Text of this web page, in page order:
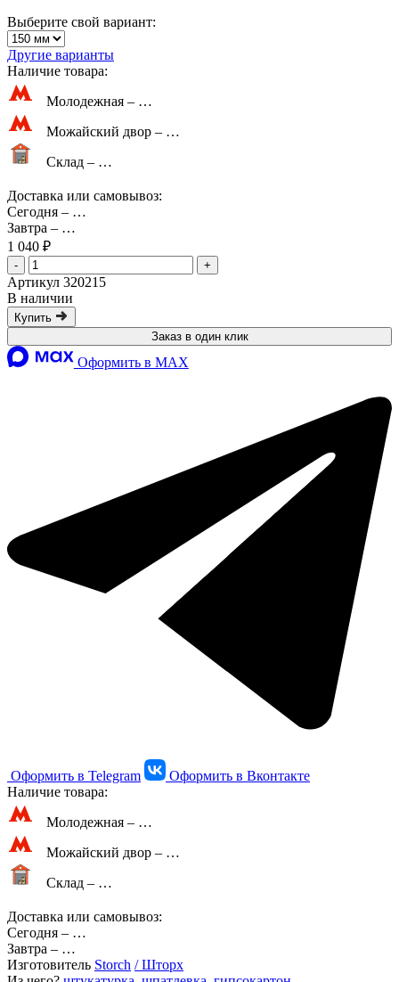
Выберите свой вариант:
Другие варианты
Наличие товара:
Молодежная – …
Можайский двор – …
Склад – …
Доставка или самовывоз:
Сегодня – …
Завтра – …
1 040 ₽
- +
Артикул 320215
В наличии
Купить
Заказ в один клик
Оформить в MAX
Оформить в Telegram
Оформить в Вконтакте
Наличие товара:
Молодежная – …
Можайский двор – …
Склад – …
Доставка или самовывоз:
Сегодня – …
Завтра – …
Изготовитель Storch / Шторх